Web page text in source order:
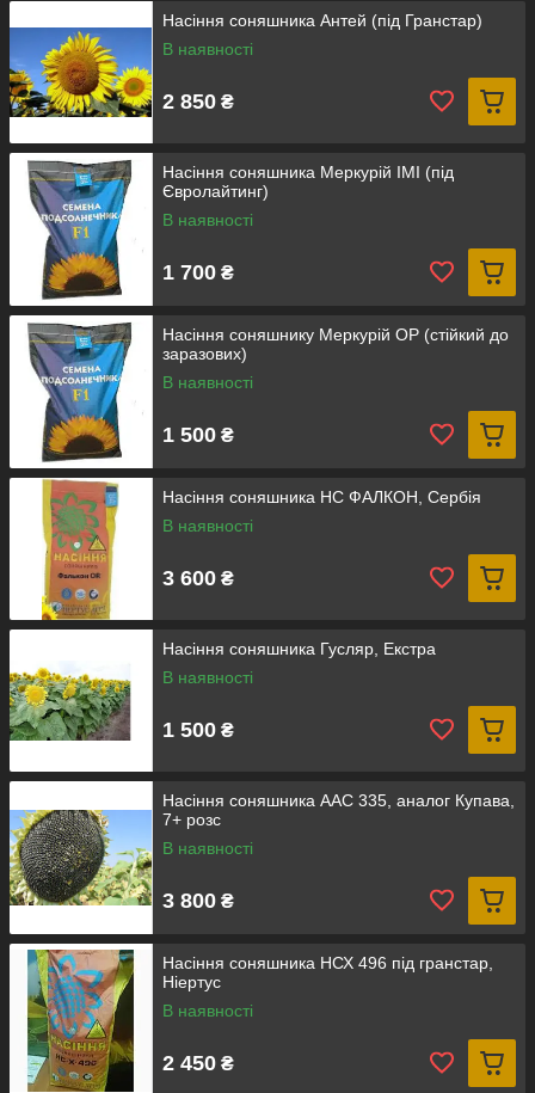
Насіння соняшника Антей (під Гранстар)
В наявності
2 850 ₴
Насіння соняшника Меркурій ІМІ (під
Євролайтинг)
В наявності
1 700 ₴
Насіння соняшнику Меркурій ОР (стійкий до
заразових)
В наявності
1 500 ₴
Насіння соняшника НС ФАЛКОН, Сербія
В наявності
3 600 ₴
Насіння соняшника Гусляр, Екстра
В наявності
1 500 ₴
Насіння соняшника ААС 335, аналог Купава,
7+ розс
В наявності
3 800 ₴
Насіння соняшника НСХ 496 під гранстар,
Ніертус
В наявності
2 450 ₴